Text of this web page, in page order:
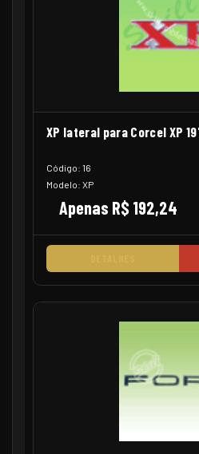
XP lateral para Corcel XP
Código: 16
Modelo: XP
Apenas R$ 192,24